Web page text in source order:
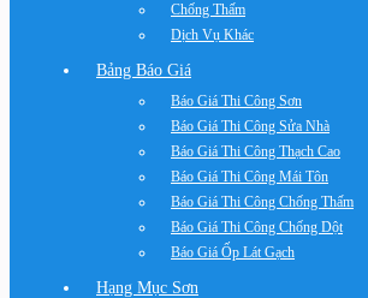
Chống Thấm
Dịch Vụ Khác
Bảng Báo Giá
Báo Giá Thi Công Sơn
Báo Giá Thi Công Sửa Nhà
Báo Giá Thi Công Thạch Cao
Báo Giá Thi Công Mái Tôn
Báo Giá Thi Công Chống Thấm
Báo Giá Thi Công Chống Dột
Báo Giá Ốp Lát Gạch
Hạng Mục Sơn